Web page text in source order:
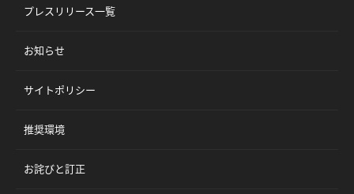
プレスリリース一覧
お知らせ
サイトポリシー
推奨環境
お詫びと訂正